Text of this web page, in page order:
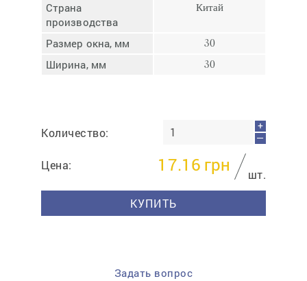
Страна
производства
Китай
Размер окна, мм 30
Ширина, мм 30
Количество:
+
—
Цена: 17.16 грн
шт.
КУПИТЬ
Задать вопрос